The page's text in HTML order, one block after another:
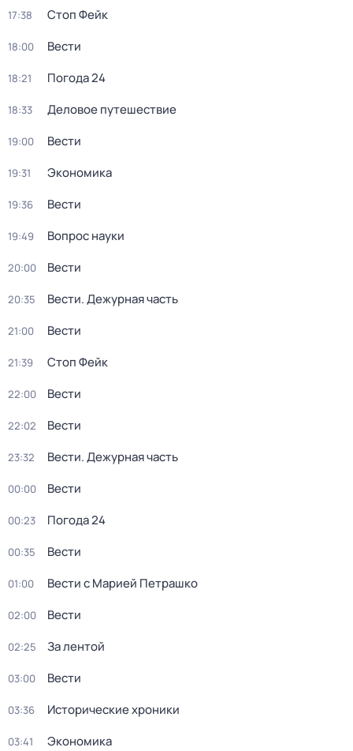
17:38 Стоп Фейк
18:00 Вести
18:21 Погода 24
18:33 Деловое путешествие
19:00 Вести
19:31 Экономика
19:36 Вести
19:49 Вопрос науки
20:00 Вести
20:35 Вести. Дежурная часть
21:00 Вести
21:39 Стоп Фейк
22:00 Вести
22:02 Вести
23:32 Вести. Дежурная часть
00:00 Вести
00:23 Погода 24
00:35 Вести
01:00 Вести с Марией Петрашко
02:00 Вести
02:25 За лентой
03:00 Вести
03:36 Исторические хроники
03:41 Экономика